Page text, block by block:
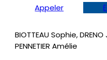
Appeler
BIOTTEAU Sophie,
PENNETIER Amélie